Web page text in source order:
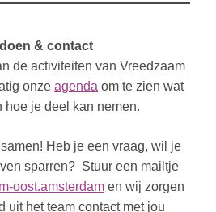
& contact
de activiteiten van Vreedzaam
onze agenda om te zien wat
hoe je deel kan nemen.
Heb je een vraag, wil je
sparren?  Stuur een mailtje
oost.amsterdam en wij zorgen
uit het team contact met jou